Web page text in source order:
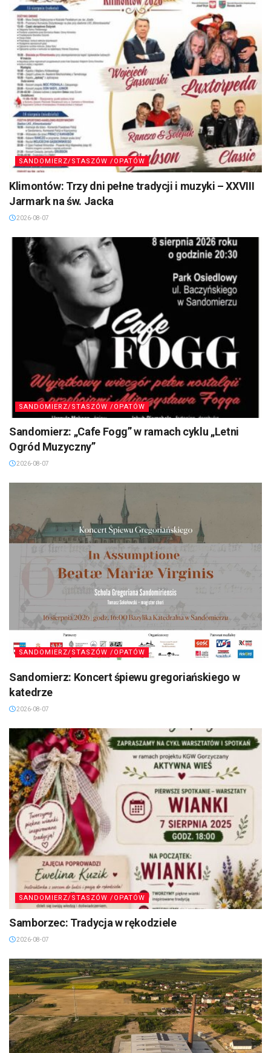
SANDOMIERZ/STASZÓW /OPATÓW
Klimontów: Trzy dni pełne tradycji i muzyki – XXVIII
Jarmark na św. Jacka
2026-08-07
SANDOMIERZ/STASZÓW /OPATÓW
Sandomierz: „Cafe Fogg” w ramach cyklu „Letni
Ogród Muzyczny”
2026-08-07
SANDOMIERZ/STASZÓW /OPATÓW
Sandomierz: Koncert śpiewu gregoriańskiego w
katedrze
2026-08-07
SANDOMIERZ/STASZÓW /OPATÓW
Samborzec: Tradycja w rękodziele
2026-08-07